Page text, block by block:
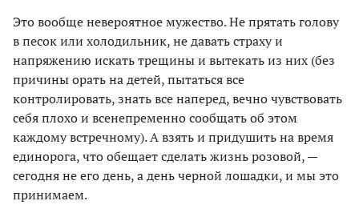
Это вообще невероятное мужество. Не прятать голову
в песок или холодильник, не давать страху и
напряжению искать трещины и вытекать из них (без
причины орать на детей, пытаться все
контролировать, знать все наперед, вечно чувствовать
себя плохо и всенепременно сообщать об этом
каждому встречному). А взять и придушить на время
единорога, что обещает сделать жизнь розовой, —
сегодня не его день, а день черной лошадки, и мы это
принимаем.